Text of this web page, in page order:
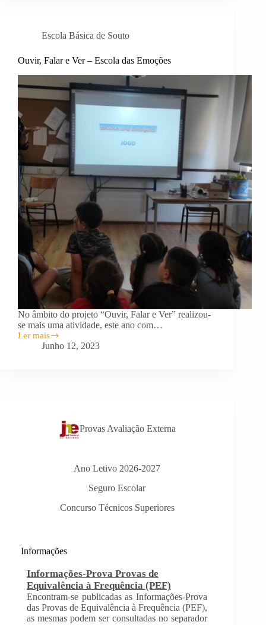
Escola Básica de Souto
Ouvir, Falar e Ver – Escola das Emoções
No âmbito do projeto “Ouvir, Falar e Ver” realizou-
se mais uma atividade, este ano com…
Ler mais
Ouvir,
Junho 12, 2023
Provas Avaliação Externa
Ano Letivo 2026-2027
Seguro Escolar
Concurso Técnicos Superiores
Informações
Informações-Prova Provas de
Equivalência à Frequência (PEF)
as mesmas podem ser consultadas no separador
Provas Avaliação Externa.
INSCRIÇÃO NAS PROVAS FINAIS E
NAS PROVAS DE EQUIVALÊNCIA À
FREQUÊNCIA
Com a publicação da Norma 1 do JNE – Júri